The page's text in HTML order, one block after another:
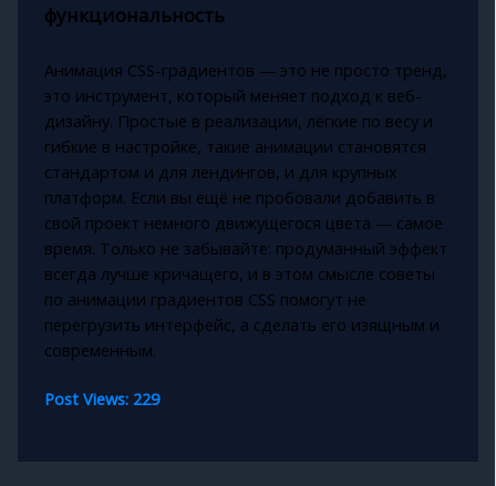
функциональность
Анимация CSS-градиентов — это не просто тренд,
это инструмент, который меняет подход к веб-
дизайну. Простые в реализации, лёгкие по весу и
гибкие в настройке, такие анимации становятся
стандартом и для лендингов, и для крупных
платформ. Если вы ещё не пробовали добавить в
свой проект немного движущегося цвета — самое
время. Только не забывайте: продуманный эффект
всегда лучше кричащего, и в этом смысле советы
по анимации градиентов CSS помогут не
перегрузить интерфейс, а сделать его изящным и
современным.
Post Views: 229